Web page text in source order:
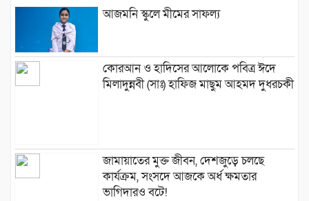
আজমনি স্কুলে মীমের সাফল্য
কোরআন ও হাদিসের আলোকে পবিত্র ঈদে
মিলাদুন্নবী (সাঃ) হাফিজ মাছুম আহমদ দুধরচকী
জামায়াতের মুক্ত জীবন, দেশজুড়ে চলছে
কার্যক্রম, সংসদে আজকে অর্ধ ক্ষমতার
ভাগিদারও বটে!